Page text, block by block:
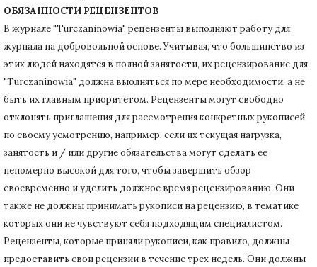
ОБЯЗАННОСТИ РЕЦЕНЗЕНТОВ
В журнале "Turczaninowia" рецензенты выполняют работу для
журнала на добровольной основе.Учитывая, что большинство из
этих людей находятся в полной занятости, их рецензирование для
"Turczaninowia" должна выолняться по мере необходимости, а не
быть их главным приоритетом. Рецензенты могут свободно
отклонять приглашения для рассмотрения конкретных рукописей
по своему усмотрению, например, если их текущая нагрузка,
занятость и / или другие обязательства могут сделать ее
непомерно высокой для того, чтобы завершить обзор
своевременно и уделить должное время рецензированию. Они
также не должны принимать рукописи на рецензию, в тематике
которых они не чувствуют себя подходящим специалистом.
Рецензенты, которые приняли рукописи, как правило, должны
предоставить свои рецензии в течение трех недель. Они должны